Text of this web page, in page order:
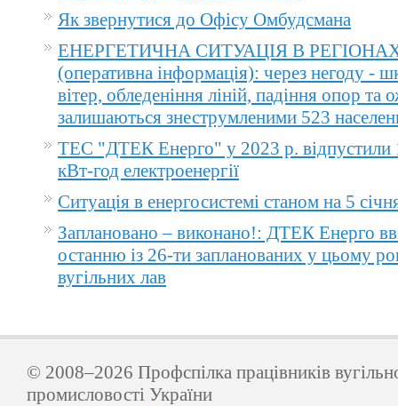
Як звернутися до Офісу Омбудсмана
ЕНЕРГЕТИЧНА СИТУАЦІЯ В
(оперативна інформація): через негоду -
вітер, обледеніння ліній, падіння опор та
залишаються знеструмленими 523
ТЕС "ДТЕК Енерго" у 2023 р. відпустили
кВт-год електроенергії
Ситуація в енергосистемі станом на 5
Заплановано – виконано!: ДТЕК Енерго
останню із 26-ти запланованих у цьому
вугільних лав
© 2008–2026 Профспілка працівників
промисловості України